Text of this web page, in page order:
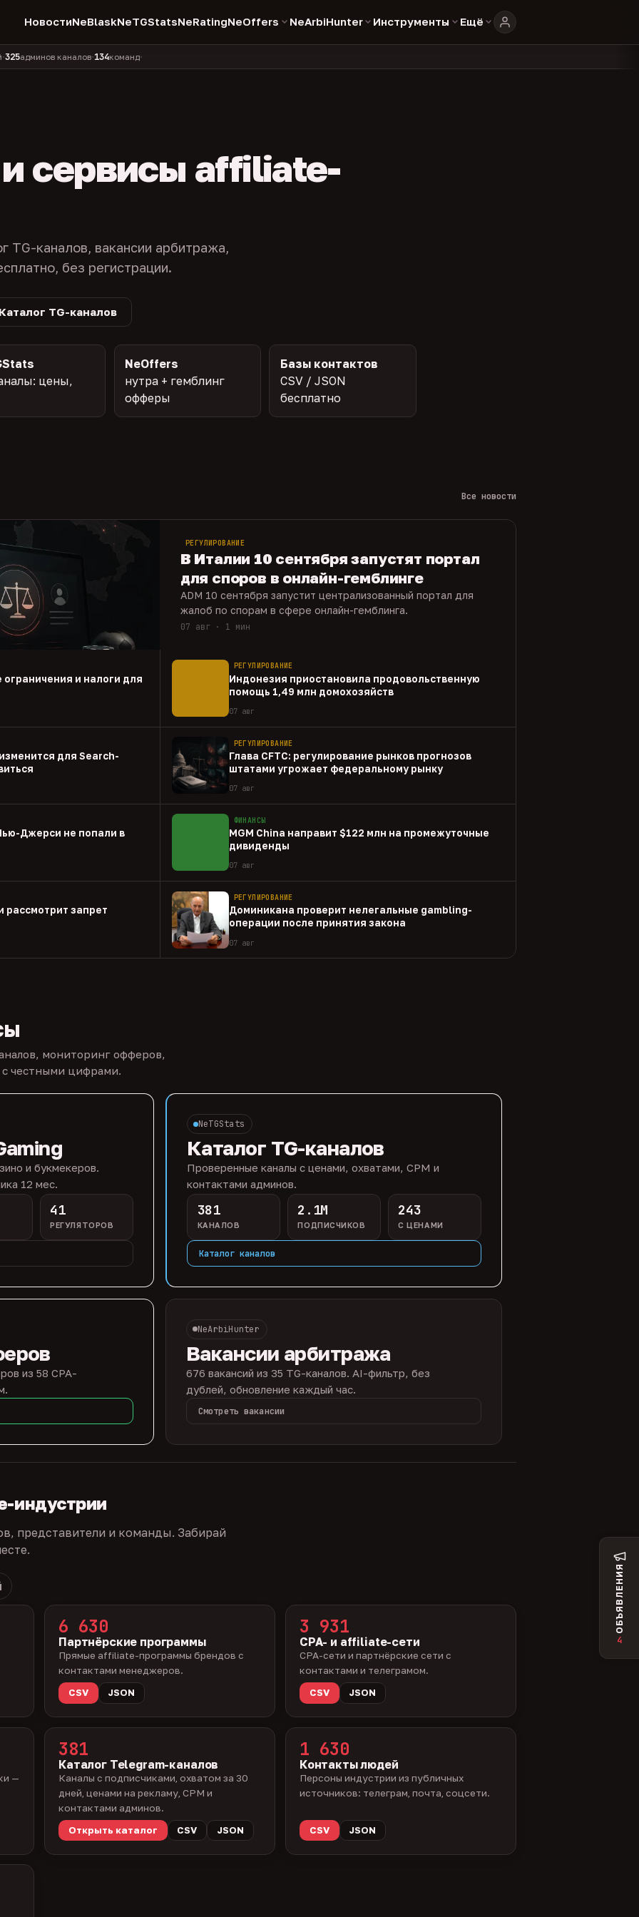
НовостиNeBlaskNeTGStatsNeRatingNeOffers NeArbiHunter Инструменты Ещё
каналов•134команд• 11 990
сервисы affiliate-
TG-каналов, вакансии арбитража,
без регистрации.
TG-каналов
цены,
NeOffers
нутра + гемблинг
офферы
Базы контактов
CSV / JSON
бесплатно
Все новости
РЕГУЛИРОВАНИЕ
В Италии 10 сентября запустят портал
для споров в онлайн-гемблинге
ADM 10 сентября запустит централизованный портал для
жалоб по спорам в сфере онлайн-гемблинга.
07 авг · 1 мин
и налоги для
РЕГУЛИРОВАНИЕ
Индонезия приостановила продовольственную
помощь 1,49 млн домохозяйств
07 авг
для Search-
РЕГУЛИРОВАНИЕ
Глава CFTC: регулирование рынков прогнозов
штатами угрожает федеральному рынку
07 авг
Джерси не попали в
ФИНАНСЫ
MGM China направит $122 млн на промежуточные
дивиденды
07 авг
рассмотрит запрет
РЕГУЛИРОВАНИЕ
Доминикана проверит нелегальные gambling-
операции после принятия закона
07 авг
мониторинг офферов,
с честными цифрами.
и букмекеров.
12 мес.
41
РЕГУЛЯТОРОВ
NeTGStats
Каталог TG-каналов
Проверенные каналы с ценами, охватами, CPM и
контактами админов.
381
КАНАЛОВ
2.1M
ПОДПИСЧИКОВ
243
С ЦЕНАМИ
Каталог каналов
из 58 CPA-
NeArbiHunter
Вакансии арбитража
676 вакансий из 35 TG-каналов. AI-фильтр, без
дублей, обновление каждый час.
Смотреть вакансии
индустрии
представители и команды. Забирай
6 630
Партнёрские программы
Прямые affiliate-программы брендов с
контактами менеджеров.
CSV
JSON
3 931
CPA- и affiliate-сети
CPA-сети и партнёрские сети с
контактами и телеграмом.
CSV
JSON
—
381
Каталог Telegram-каналов
Каналы с подписчиками, охватом за 30
дней, ценами на рекламу, CPM и
контактами админов.
Открыть каталог
CSV JSON
1 630
Контакты людей
Персоны индустрии из публичных
источников: телеграм, почта, соцсети.
CSV JSON
ОБЪЯВЛЕНИЯ
4